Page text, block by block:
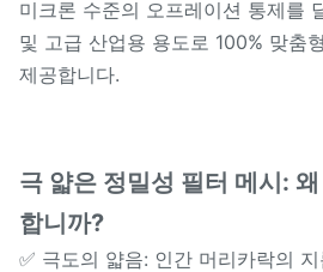
미크론 수준의 오프레이션 통제를
및 고급 산업용 용도로 100% 맞춤
제공합니다.
극 얇은 정밀성 필터 메시:
합니까?
✅ 극도의 얇음: 인간 머리카락의